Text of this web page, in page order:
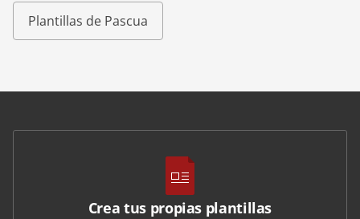
Plantillas de Pascua
Crea tus propias plantillas